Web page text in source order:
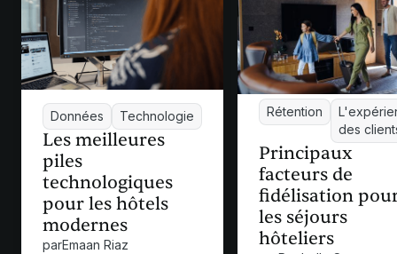
Données Technologie
Les meilleures
piles
technologiques
pour les hôtels
modernes
parEmaan Riaz
Rétention
des
Principaux
facteurs de
fidélisation
les séjours
hôteliers